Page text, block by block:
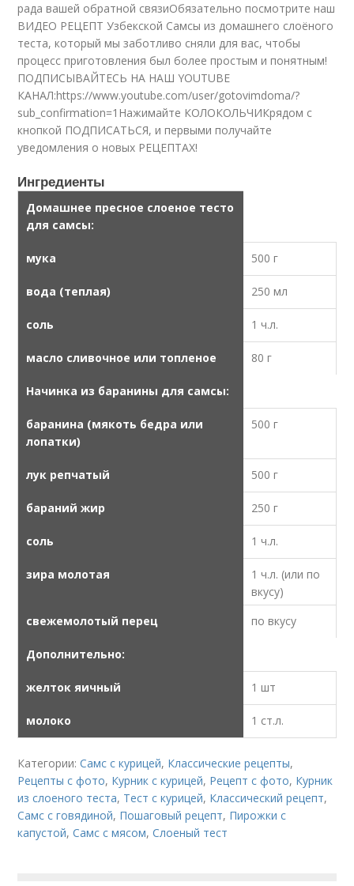
рада вашей обратной связиОбязательно посмотрите наш
ВИДЕО РЕЦЕПТ Узбекской Самсы из домашнего слоёного
теста, который мы заботливо сняли для вас, чтобы
процесс приготовления был более простым и понятным!
ПОДПИСЫВАЙТЕСЬ НА НАШ YOUTUBE
КАНАЛ:https://www.youtube.com/user/gotovimdoma/?
sub_confirmation=1Нажимайте КОЛОКОЛЬЧИКрядом с
кнопкой ПОДПИСАТЬСЯ, и первыми получайте
уведомления о новых РЕЦЕПТАХ!
Ингредиенты
Домашнее пресное слоеное тесто
для самсы:
мука 500 г
вода (теплая) 250 мл
соль 1 ч.л.
масло сливочное или топленое 80 г
Начинка из баранины для самсы:
баранина (мякоть бедра или
лопатки)
500 г
лук репчатый 500 г
бараний жир 250 г
соль 1 ч.л.
зира молотая
1 ч.л. (или по
вкусу)
свежемолотый перец
по вкусу
Дополнительно:
желток яичный 1 шт
молоко 1 ст.л.
Категории:Самс с курицей, Классические рецепты,
Рецепты с фото, Курник с курицей, Рецепт с фото, Курник
из слоеного теста, Тест с курицей, Классический рецепт,
Самс с говядиной, Пошаговый рецепт, Пирожки с
капустой,Самс с мясом,Слоеный тест